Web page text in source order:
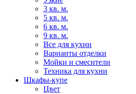
3 кв. м.
5 кв. м.
6 кв. м.
9 кв. м.
Все для кухни
Варианты отделки
Мойки и смесители
Техника для кухни
Шкафы-купе
Цвет